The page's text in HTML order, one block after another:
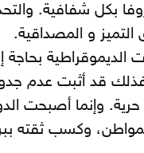
بكل شفافية.
و المصداقية.
بحاجة
(30) أو (40) سنة، فذلك قد
حرية. وإنما أصبحت
وكسب ثقته